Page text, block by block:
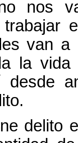
nos
trabajar
van
la
desde
delito